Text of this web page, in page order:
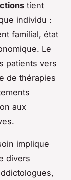
tient
individu :
familial, état
Le
patients vers
de thérapies
aux
implique
divers